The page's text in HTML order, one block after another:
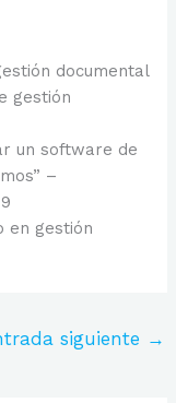
documental
gestión
un software de
–
en gestión
siguiente →